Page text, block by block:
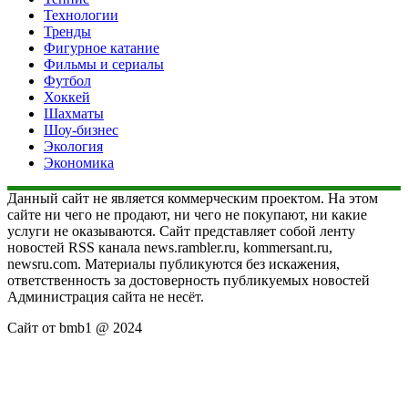
Технологии
Тренды
Фигурное катание
Фильмы и сериалы
Футбол
Хоккей
Шахматы
Шоу-бизнес
Экология
Экономика
Данный сайт не является коммерческим проектом. На этом
сайте ни чего не продают, ни чего не покупают, ни какие
услуги не оказываются. Сайт представляет собой ленту
новостей RSS канала news.rambler.ru, kommersant.ru,
newsru.com. Материалы публикуются без искажения,
ответственность за достоверность публикуемых новостей
Администрация сайта не несёт.
Сайт от bmb1 @ 2024